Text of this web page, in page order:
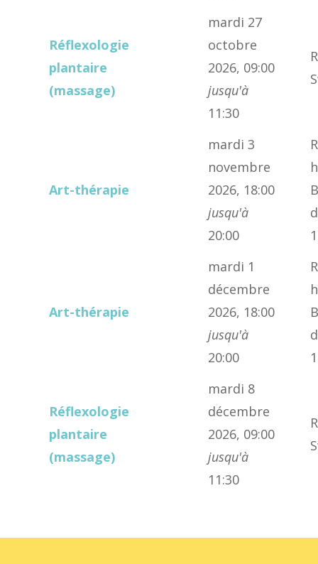
Réflexologie
plantaire
(massage)
mardi 27
octobre
2026, 09:00
jusqu'à
11:30
Art-thérapie
mardi 3
novembre
2026, 18:00
jusqu'à
20:00
Art-thérapie
mardi 1
décembre
2026, 18:00
jusqu'à
20:00
Réflexologie
plantaire
(massage)
mardi 8
décembre
2026, 09:00
jusqu'à
11:30